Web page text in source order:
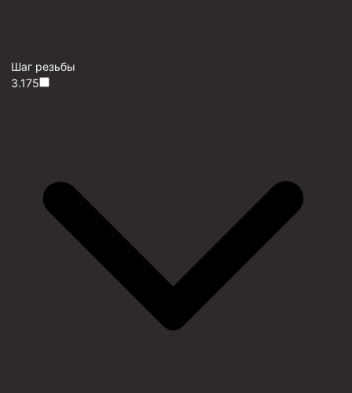
Шаг резьбы
3.175